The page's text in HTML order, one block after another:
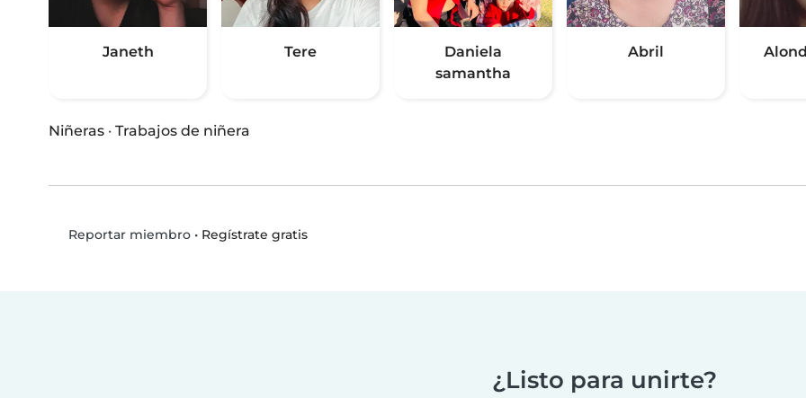
Janeth Tere
Daniela
samantha
Abril
Niñeras · Trabajos de niñera
Reportar miembro• Regístrate gratis
¿Listo para unirte?